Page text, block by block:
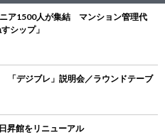
ニア1500人が集結 マンション管理代
シップ」
デジブレ」説明会／ラウンドテーブ
昇館をリニューアル